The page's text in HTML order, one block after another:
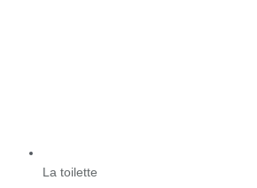
La toilette